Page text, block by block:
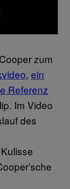
zum
, ein
Referenz
Im Video
des